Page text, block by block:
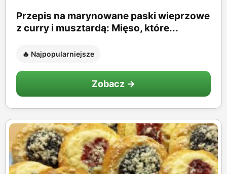
Przepis na marynowane paski wieprzowe
z curry i musztardą: Mięso, które...
🔥 Najpopularniejsze
Zobacz →